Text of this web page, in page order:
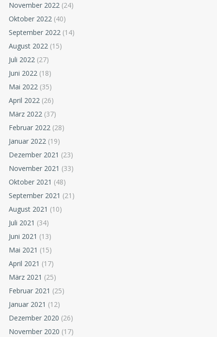
November 2022 (24)
Oktober 2022 (40)
September 2022 (14)
August 2022 (15)
Juli 2022 (27)
Juni 2022 (18)
Mai 2022 (35)
April 2022 (26)
März 2022 (37)
Februar 2022 (28)
Januar 2022 (19)
Dezember 2021 (23)
November 2021 (33)
Oktober 2021 (48)
September 2021 (21)
August 2021 (10)
Juli 2021 (34)
Juni 2021 (13)
Mai 2021 (15)
April 2021 (17)
März 2021 (25)
Februar 2021 (25)
Januar 2021 (12)
Dezember 2020 (26)
November 2020 (17)